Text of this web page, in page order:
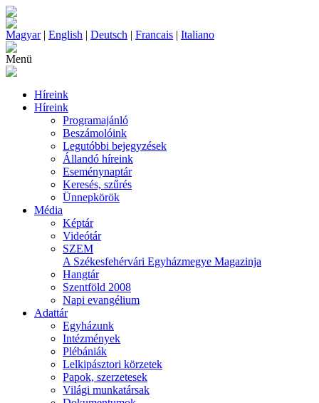
Magyar| English | Deutsch | Francais | Italiano
Menü
Híreink
Híreink
Programajánló
Beszámolóink
Legutóbbi bejegyzések
Állandó híreink
Eseménynaptár
Keresés, szűrés
Ünnepkörök
Média
Képtár
Videótár
SZEM
A Székesfehérvári Egyházmegye Magazinja
Hangtár
Szentföld 2008
Napi evangélium
Adattár
Egyházunk
Intézmények
Plébániák
Lelkipásztori körzetek
Papok, szerzetesek
Világi munkatársak